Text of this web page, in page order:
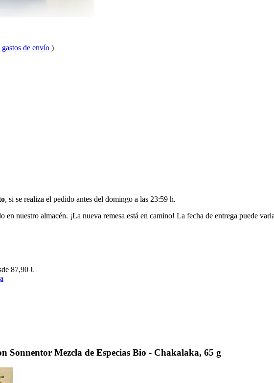
gastos de envío )
, si se realiza el pedido antes del domingo a las 23:59 h.
en nuestro almacén. ¡La nueva remesa está en camino! La fecha de entrega puede
87,90 €
Sonnentor Mezcla de Especias Bio - Chakalaka, 65 g